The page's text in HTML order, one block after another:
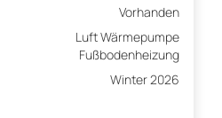
Vorhanden
Luft Wärmepumpe
Fußbodenheizung
Winter 2026